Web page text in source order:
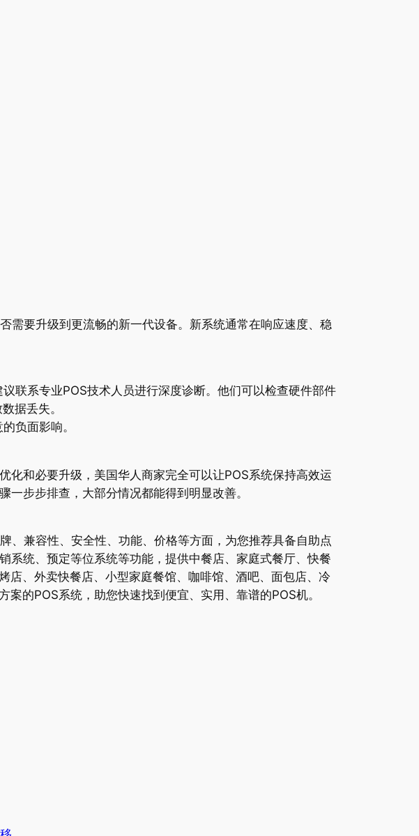
需要升级到更流畅的新一代设备。新系统通常在响应速度、稳
联系专业POS技术人员进行深度诊断。他们可以检查硬件部件
据丢失。
负面影响。
化和必要升级，美国华人商家完全可以让POS系统保持高效运
步步排查，大部分情况都能得到明显改善。
、兼容性、安全性、功能、价格等方面，为您推荐具备自助点
系统、预定等位系统等功能，提供中餐店、家庭式餐厅、快餐
店、外卖快餐店、小型家庭餐馆、咖啡馆、酒吧、面包店、冷
的POS系统，助您快速找到便宜、实用、靠谱的POS机。